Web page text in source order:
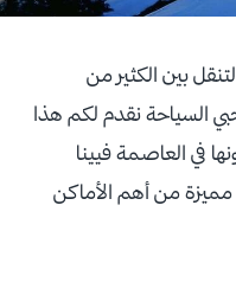
بين الكثير من
السياحة نقدم لكم هذا
لمدة 5 أيام تقضونها في العاصمة فيينا
من أهم الأماكن